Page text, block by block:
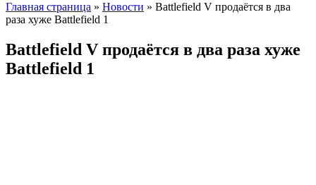
Главная страница » Новости » Battlefield V продаётся в два
раза хуже Battlefield 1
Battlefield V продаётся в два раза хуже
Battlefield 1